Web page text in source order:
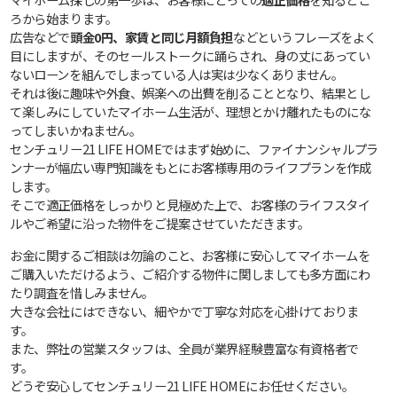
ろから始まります。
広告などで頭金0円、家賃と同じ月額負担などというフレーズをよく
目にしますが、そのセールストークに踊らされ、身の丈にあってい
ないローンを組んでしまっている人は実は少なくありません。
それは後に趣味や外食、娯楽への出費を削ることとなり、結果とし
て楽しみにしていたマイホーム生活が、理想とかけ離れたものにな
ってしまいかねません。
センチュリー21 LIFE HOMEではまず始めに、ファイナンシャルプラ
ンナーが幅広い専門知識をもとにお客様専用のライフプランを作成
します。
そこで適正価格をしっかりと見極めた上で、お客様のライフスタイ
ルやご希望に沿った物件をご提案させていただきます。
お金に関するご相談は勿論のこと、お客様に安心してマイホームを
ご購入いただけるよう、ご紹介する物件に関しましても多方面にわ
たり調査を惜しみません。
大きな会社にはできない、細やかで丁寧な対応を心掛けておりま
す。
また、弊社の営業スタッフは、全員が業界経験豊富な有資格者で
す。
どうぞ安心してセンチュリー21 LIFE HOMEにお任せください。